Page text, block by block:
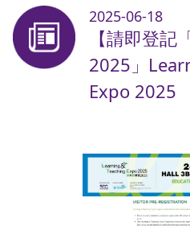
2025-06-18
【請即登記
2025」
Expo 2025